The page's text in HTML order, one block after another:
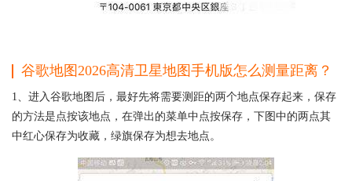
谷歌地图2026高清卫星地图手机版怎么测量距离？
1、进入谷歌地图后，最好先将需要测距的两个地点保存起来，保存
的方法是点按该地点，在弹出的菜单中点按保存，下图中的两点其
中红心保存为收藏，绿旗保存为想去地点。